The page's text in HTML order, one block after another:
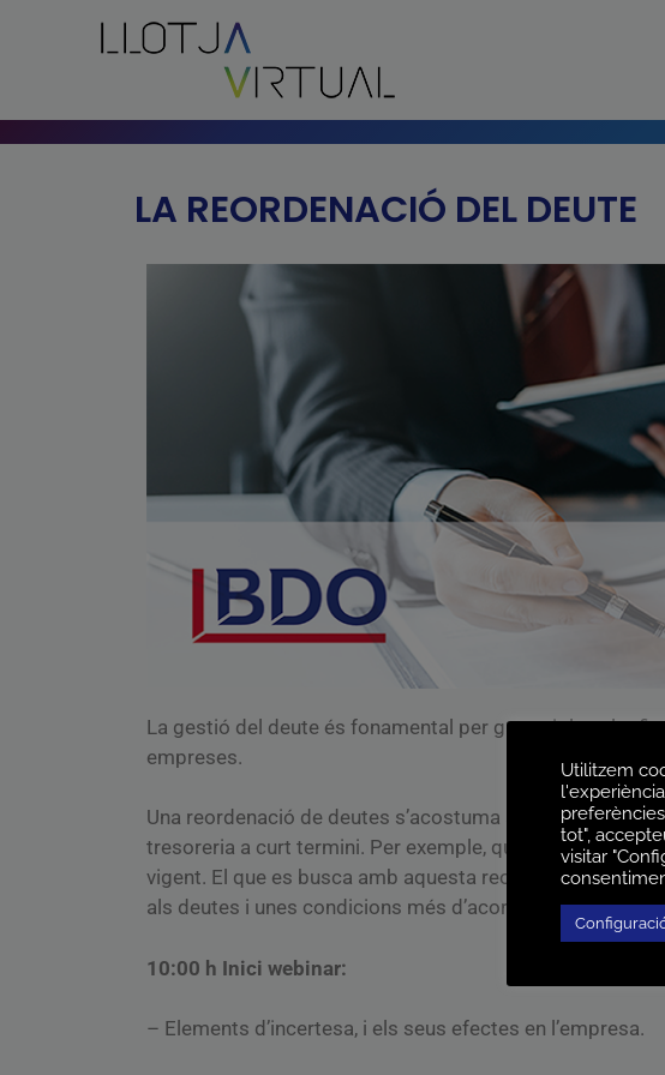
LA REORDENACIÓ DEL DEUTE
La gestió del deute és fonamental per garantir la salut
empreses.
Una reordenació de deutes s’acostuma a dur a terme
tresoreria a curt termini. Per exemple, quan és
vigent. El que es busca amb aquesta reordenació és
als deutes i unes condicions més d’acord amb la
10:00 h Inici webinar:
– Elements d’incertesa, i els seus efectes en l’empresa.
Utilitzem
tot",
visitar